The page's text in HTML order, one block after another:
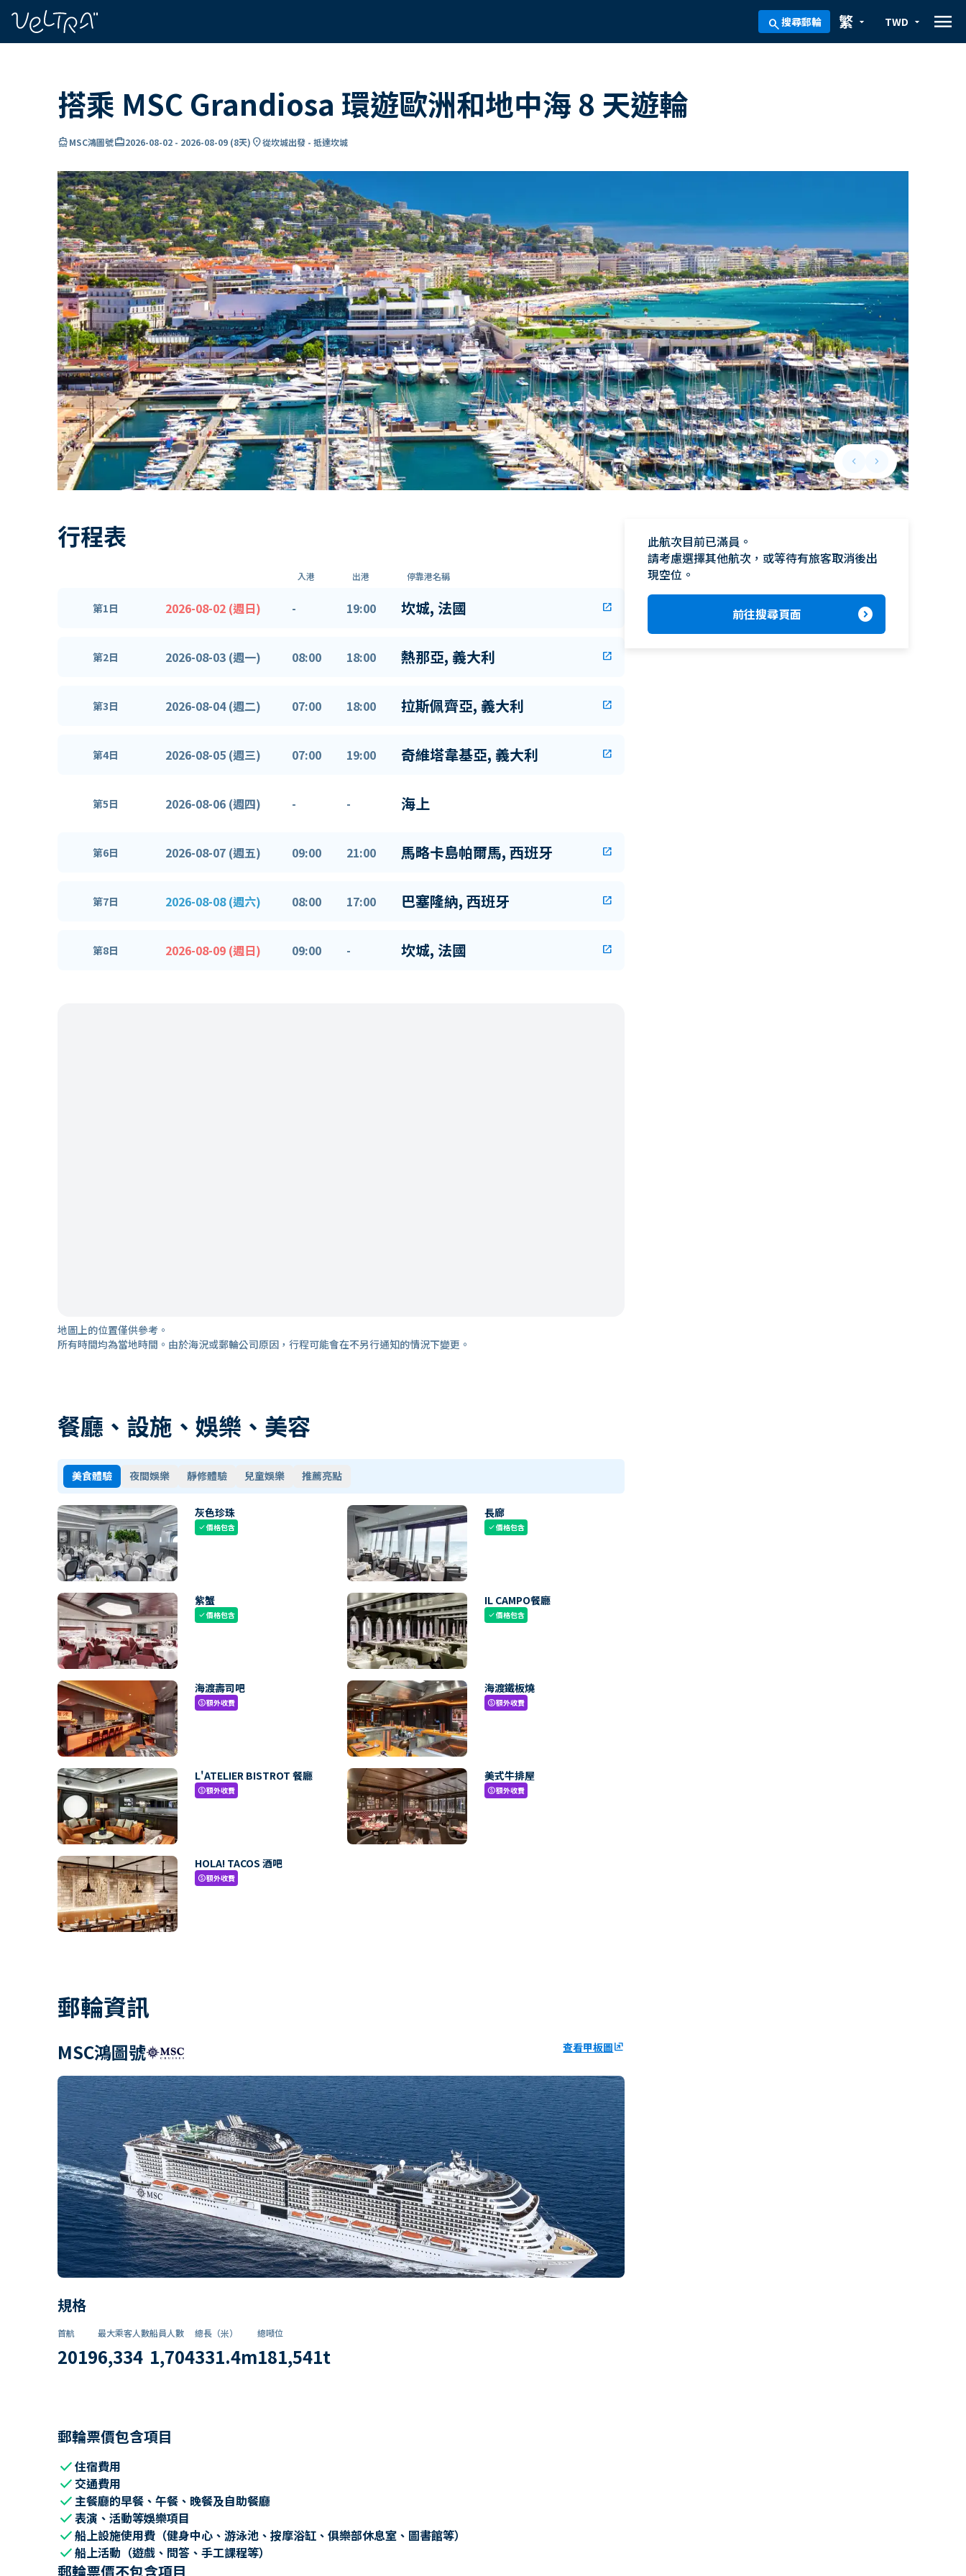
search搜尋郵輪 arrow_drop_down
繁 arrow_drop_down
TWD menu
搭乘 MSC Grandiosa 環遊歐洲和地中海 8 天遊輪
directions_boatMSC鴻圖號card_travel2026-08-02 - 2026-08-09 (8天) location_on從坎城出發 - 抵達坎城
keyboard_arrow_leftPrevious slide
keyboard_arrow_rightNext slide
行程表
入港 出港 停靠港名稱
第1日 2026-08-02 (週日) - 19:00 坎城, 法國 open_in_new
第2日 2026-08-03 (週一) 08:00 18:00 熱那亞, 義大利 open_in_new
第3日 2026-08-04 (週二) 07:00 18:00 拉斯佩齊亞, 義大利 open_in_new
第4日 2026-08-05 (週三) 07:00 19:00 奇維塔韋基亞, 義大利 open_in_new
第5日 2026-08-06 (週四) - - 海上
第6日 2026-08-07 (週五) 09:00 21:00 馬略卡島帕爾馬, 西班牙 open_in_new
第7日 2026-08-08 (週六) 08:00 17:00 巴塞隆納, 西班牙 open_in_new
第8日 2026-08-09 (週日) 09:00 - 坎城, 法國 open_in_new
地圖上的位置僅供參考。
所有時間均為當地時間。由於海況或郵輪公司原因，行程可能會在不另行通知的情況下變更。
餐廳、設施、娛樂、美容
美食體驗 夜間娛樂 靜修體驗 兒童娛樂 推薦亮點
灰色珍珠
check價格包含
長廊
check價格包含
紫蟹
check價格包含
IL CAMPO餐廳
check價格包含
海渡壽司吧
paid額外收費
海渡鐵板燒
paid額外收費
L'ATELIER BISTROT 餐廳
paid額外收費
美式牛排屋
paid額外收費
HOLA! TACOS 酒吧
paid額外收費
郵輪資訊
MSC鴻圖號 查看甲板圖ungroup
規格
首航
2019
最大乘客人數
6,334
船員人數
1,704
總長（米）
331.4m
總噸位
181,541t
郵輪票價包含項目
check住宿費用
check 交通費用
check主餐廳的早餐、午餐、晚餐及自助餐廳
check表演、活動等娛樂項目
check船上設施使用費（健身中心、游泳池、按摩浴缸、俱樂部休息室、圖書館等）
check船上活動（遊戲、問答、手工課程等）
郵輪票價不包含項目
此航次目前已滿員。
請考慮選擇其他航次，或等待有旅客取消後出
現空位。
前往搜尋頁面 expand_circle_right